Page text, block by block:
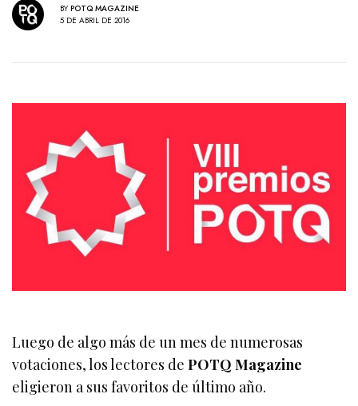
BY POTQ MAGAZINE
5 DE ABRIL DE 2016
Luego de algo más de un mes de numerosas
votaciones, los lectores dePOTQ Magazine
eligieron a sus favoritos de último año.